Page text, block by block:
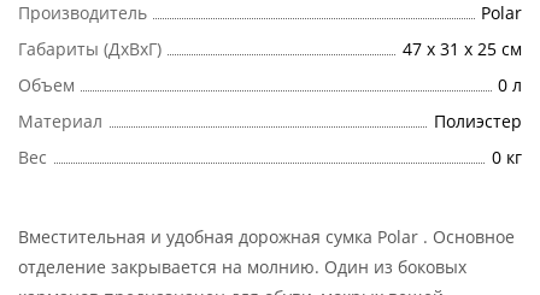
Производитель
Polar
Габариты (ДхВхГ)
47 х 31 х 25 см
Объем
0 л
Материал
Полиэстер
Вес
0 кг
Вместительная и удобная дорожная сумка Polar . Основное
отделение закрывается на молнию. Один из боковых